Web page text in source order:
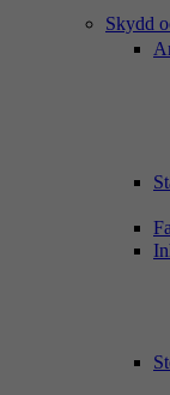
Skydd